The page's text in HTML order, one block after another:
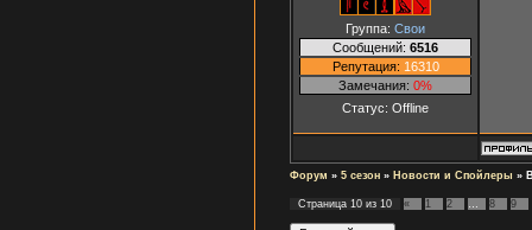
Группа: Свои
Сообщений: 6516
Репутация: 16310
Замечания: 0%
Статус: Offline
Форум » 5 сезон » Новости и Спойлеры »
Страница 10 из 10 « 1 2 8 9